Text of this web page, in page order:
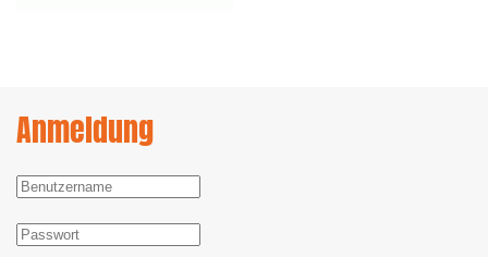
Anmeldung